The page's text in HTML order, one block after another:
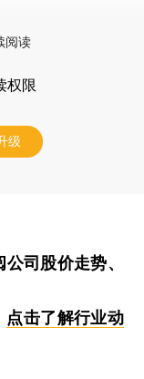
阅读
权限
级
公司股价走势、
点击了解行业动